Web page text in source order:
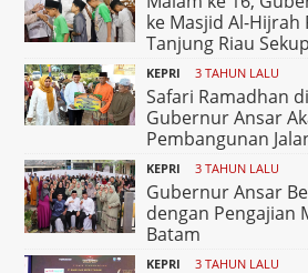
ke Masjid Al-
Tanjung Riau
KEPRI 3 TAHUN LALU
Safari Ramadhan
Gubernur Ansar
Pembangunan
KEPRI 3 TAHUN LALU
Gubernur Ansar
dengan Pengajian
Batam
KEPRI 3 TAHUN LALU